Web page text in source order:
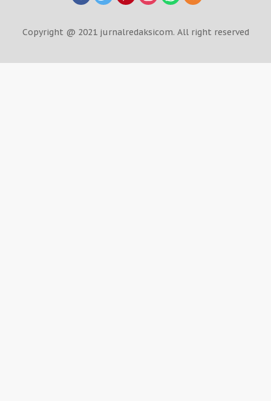
Copyright @ 2021 jurnalredaksicom. All right reserved